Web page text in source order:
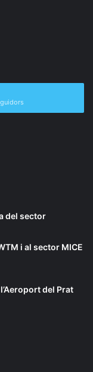
del sector
i al sector MICE
del Prat